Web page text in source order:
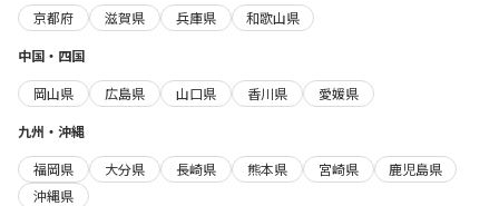
京都府
滋賀県 兵庫県
和歌山県
中国・四国
岡山県
広島県 山口県 香川県
愛媛県
九州・沖縄
福岡県
大分県 長崎県 熊本県 宮崎県
鹿児島県
沖縄県